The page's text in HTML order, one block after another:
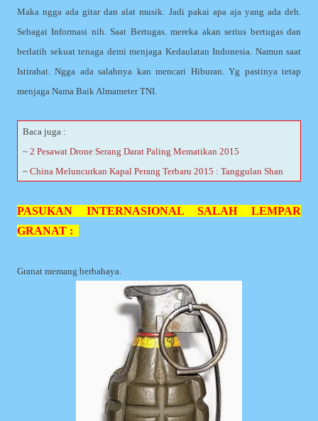
Maka ngga ada gitar dan alat musik. Jadi pakai apa aja yang ada deh.
Sebagai Informasi nih. Saat Bertugas. mereka akan serius bertugas dan
berlatih sekuat tenaga demi menjaga Kedaulatan Indonesia. Namun saat
Istirahat. Ngga ada salahnya kan mencari Hiburan. Yg pastinya tetap
menjaga Nama Baik Almameter TNI.
Baca juga :
~2 Pesawat Drone Serang Darat Paling Mematikan 2015
~China Meluncurkan Kapal Perang Terbaru 2015 : Tanggulan Shan
PASUKAN INTERNASIONAL SALAH LEMPAR
GRANAT :
Granat memang berbahaya.